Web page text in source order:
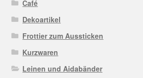
Café
Dekoartikel
Frottier zum Aussticken
Kurzwaren
Leinen und Aidabänder